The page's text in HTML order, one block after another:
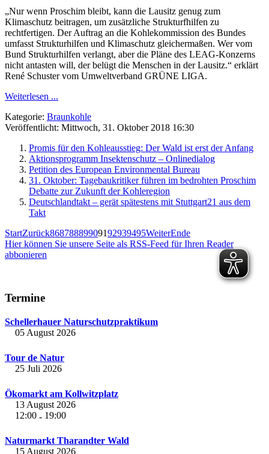
„Nur wenn Proschim bleibt, kann die Lausitz genug zum
Klimaschutz beitragen, um zusätzliche Strukturfhilfen zu
rechtfertigen. Der Auftrag an die Kohlekommission des Bundes
umfasst Strukturhilfen und Klimaschutz gleichermaßen. Wer vom
Bund Strukturhilfen verlangt, aber die Pläne des LEAG-Konzerns
nicht antasten will, der belügt die Menschen in der Lausitz.“ erklärt
René Schuster vom Umweltverband GRÜNE LIGA.
Weiterlesen ...
Kategorie: Braunkohle
Veröffentlicht: Mittwoch, 31. Oktober 2018 16:30
Promis für den Kohleausstieg: Der Wald ist erst der Anfang
Aktionsprogramm Insektenschutz – Onlinedialog
Petition des European Environmental Bureau
31. Oktober: Tagebaukritiker führen im bedrohten Proschim
Debatte zur Zukunft der Kohleregion
Deutschlandtakt – gerät spätestens mit Stuttgart21 aus dem
Takt
StartZurück86878889909192939495WeiterEnde
Hier können Sie unsere Seite als RSS-Feed für Ihren Reader
abbonieren
Termine
Schellerhauer Naturschutzpraktikum
05 August 2026
Tour de Natur
25 Juli 2026
Ökomarkt am Kollwitzplatz
13 August 2026
12:00 - 19:00
Naturmarkt Tharandter Wald
15 August 2026